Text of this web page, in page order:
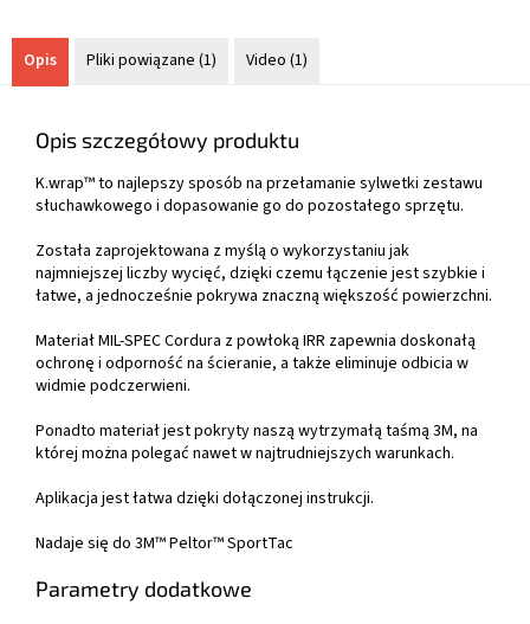
Opis Pliki powiązane (1) Video (1)
Opis szczegółowy produktu
K.wrap™ to najlepszy sposób na przełamanie sylwetki zestawu
słuchawkowego i dopasowanie go do pozostałego sprzętu.
Została zaprojektowana z myślą o wykorzystaniu jak
najmniejszej liczby wycięć, dzięki czemu łączenie jest szybkie i
łatwe, a jednocześnie pokrywa znaczną większość powierzchni.
Materiał MIL-SPEC Cordura z powłoką IRR zapewnia doskonałą
ochronę i odporność na ścieranie, a także eliminuje odbicia w
widmie podczerwieni.
Ponadto materiał jest pokryty naszą wytrzymałą taśmą 3M, na
której można polegać nawet w najtrudniejszych warunkach.
Aplikacja jest łatwa dzięki dołączonej instrukcji.
Nadaje się do 3M™ Peltor™ SportTac
Parametry dodatkowe